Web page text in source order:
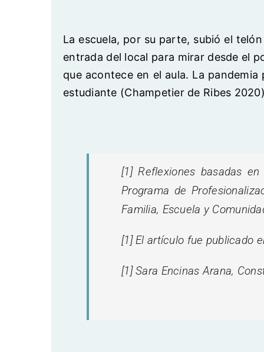
La escuela, por su parte, subió el
entrada del local para mirar desde el
que acontece en el aula. La pandemia
estudiante (Champetier de Ribes
[1] Reflexiones basadas
Programa de
Familia, Escuela y
[1] El artículo fue publicado
[1] Sara Encinas Arana,